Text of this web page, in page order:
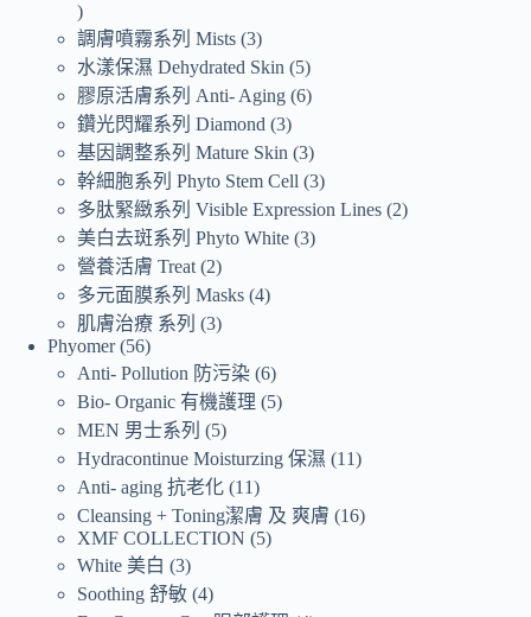
調膚噴霧系列 Mists 3
水漾保濕 Dehydrated Skin
5
膠原活膚系列 Anti- Aging 6
鑽光閃耀系列 Diamond 3
基因調整系列 Mature Skin 3
幹細胞系列 Phyto Stem Cell 3
多肽緊緻系列 Visible Expression Lines 2
美白去斑系列 Phyto White 3
營養活膚 Treat 2
多元面膜系列 Masks 4
肌膚治療 系列
3
Phyomer 56
Anti- Pollution 防污染 6
Bio- Organic 有機護理
5
MEN 男士系列
5
Hydracontinue Moisturzing 保濕
11
Anti- aging 抗老化 11
Cleansing + Toning潔膚 及 爽膚
16
XMF COLLECTION
5
White 美白
3
Soothing 舒敏 4